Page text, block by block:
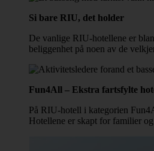
Si bare RIU, det holder
De vanlige RIU-hotellene er
beliggenhet på noen av de
Fun4All – Ekstra fartsfylte
På RIU-hotell i kategorien
Hotellene er skapt for familier